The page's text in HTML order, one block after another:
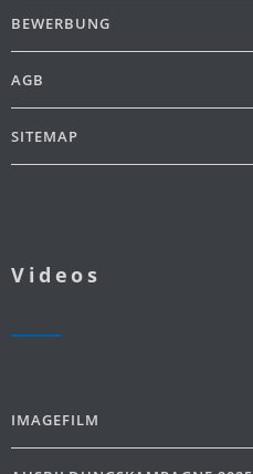
BEWERBUNG
AGB
SITEMAP
Videos
IMAGEFILM